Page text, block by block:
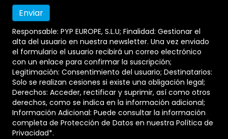
Responsable: PYP EUROPE, S.L.U; Finalidad: Gestionar el
alta del usuario en nuestra newsletter. Una vez enviado
el formulario el usuario recibirá un correo electrónico
con un enlace para confirmar la suscripción;
Legitimación: Consentimiento del usuario; Destinatarios:
Solo se realizan cesiones si existe una obligación legal;
Derechos: Acceder, rectificar y suprimir, así como otros
derechos, como se indica en la información adicional;
Información Adicional: Puede consultar la información
completa de Protección de Datos en nuestra Política de
Privacidad*.